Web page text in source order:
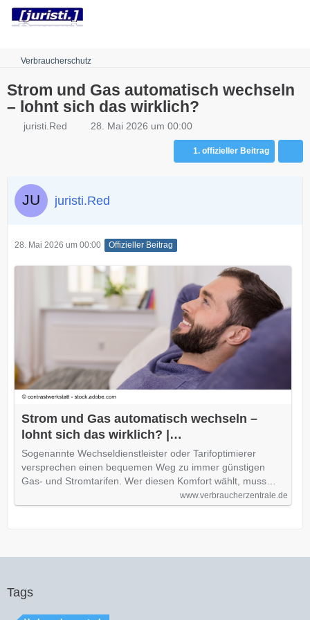
Robots.txt
Verbraucherschutz
Strom und Gas automatisch wechseln
– lohnt sich das wirklich?
juristi.Red 28. Mai 2026 um 00:00
1. offizieller Beitrag
juristi.Red
28. Mai 2026 um 00:00 Offizieller Beitrag
Strom und Gas automatisch wechseln –
lohnt sich das wirklich? |
Verbraucherzentrale.de
Sogenannte Wechseldienstleister oder Tarifoptimierer
versprechen einen bequemen Weg zu immer günstigen
Gas- und Stromtarifen. Wer diesen Komfort wählt, muss…
www.verbraucherzentrale.de
Tags